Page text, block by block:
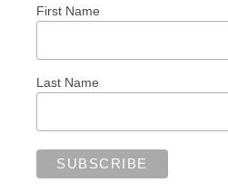
First Name
Last Name